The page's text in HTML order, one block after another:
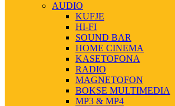
AUDIO
KUFJE
HI-FI
SOUND BAR
HOME CINEMA
KASETOFONA
RADIO
MAGNETOFON
BOKSE MULTIMEDIA
MP3 & MP4